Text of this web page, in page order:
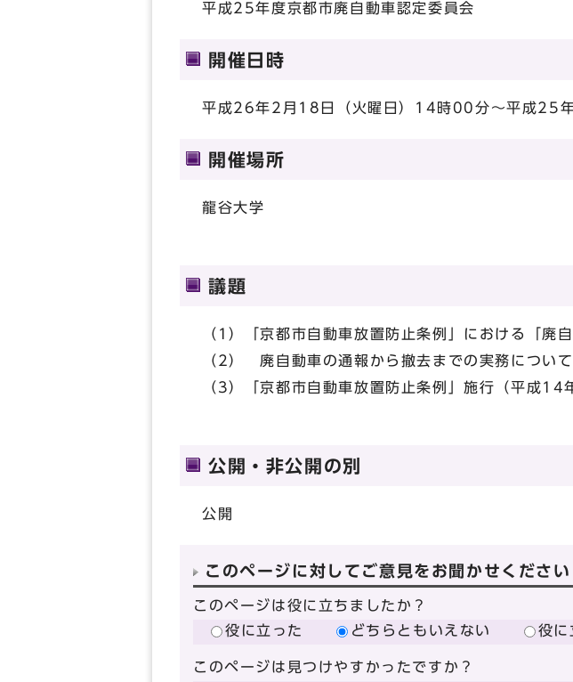
平成25年度京都市廃自動車認定委員会
開催日時
平成26年2月18日（火曜日）14時00分～平成25
開催場所
龍谷大学
議題
（1）「京都市自動車放置防止条例」における「廃
（2） 廃自動車の通報から撤去までの実務について
（3）「京都市自動車放置防止条例」施行（平成
公開・非公開の別
公開
このページに対してご意見をお聞かせください
このページは役に立ちましたか？
役に立った
どちらともいえない 役に
このページは見つけやすかったですか？